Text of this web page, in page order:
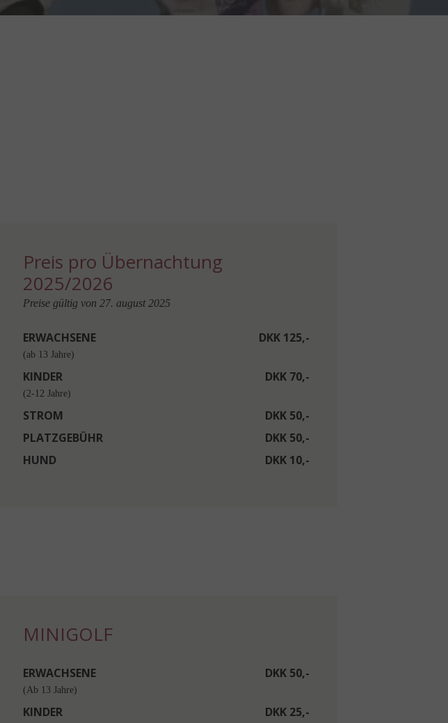
Preis pro Übernachtung
2025/2026
Preise gültig von 27. august 2025
ERWACHSENE DKK 125,-
(ab 13 Jahre)
KINDER DKK 70,-
(2-12 Jahre)
STROM
DKK 50,-
PLATZGEBÜHR
DKK 50,-
HUND
DKK 10,-
MINIGOLF
ERWACHSENE DKK 50,-
(Ab 13 Jahre)
KINDER DKK 25,-